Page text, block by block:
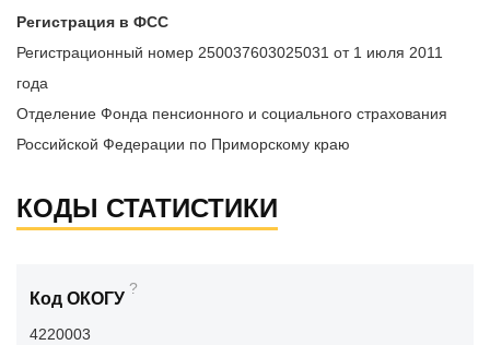
Регистрация в ФСС
Регистрационный номер 250037603025031 от 1 июля 2011
года
Отделение Фонда пенсионного и социального страхования
Российской Федерации по Приморскому краю
КОДЫ СТАТИСТИКИ
Код ОКОГУ
?
4220003